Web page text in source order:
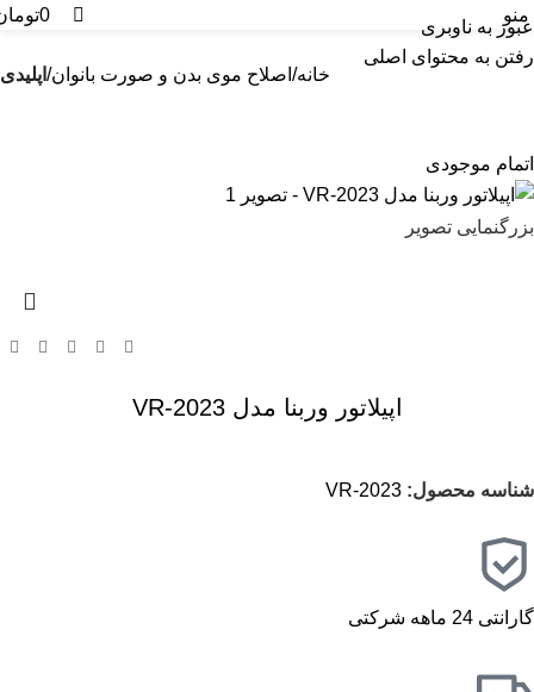
عبور به ناوبری
رفتن به محتوای اصلی
منو 0
خانه اصلاح موی بدن و صورت بانوان اپلیدی
اتمام موجودی
بزرگنمایی تصویر
اپیلاتور وربنا مدل VR-2023
شناسه محصول: VR-2023
گارانتی 24 ماهه شرکتی